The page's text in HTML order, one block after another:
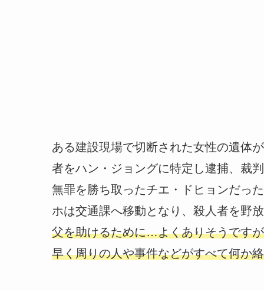
ある建設現場で切断された女性の遺体
者をハン・ジョングに特定し逮捕、裁
無罪を勝ち取ったチエ・ドヒョンだっ
ホは交通課へ移動となり、殺人者を野
父を助けるために…よくありそうです
早く周りの人や事件などがすべて何か